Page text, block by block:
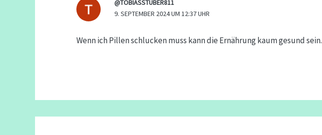
@TOBIASSTUBER811
9. SEPTEMBER 2024 UM 12:37 UHR
Wenn ich Pillen schlucken muss kann die Ernährung kaum gesund sein.